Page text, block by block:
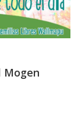
Mogen